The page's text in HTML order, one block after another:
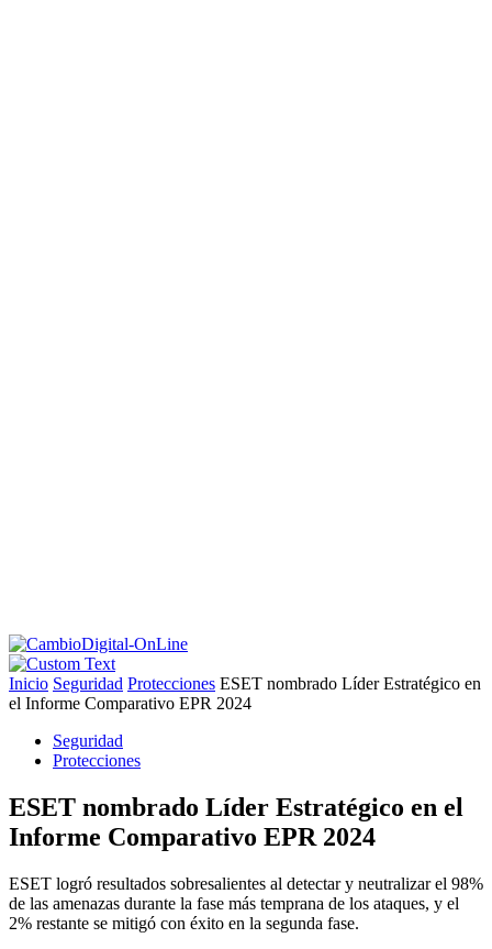
Inicio Seguridad Protecciones ESET nombrado Líder Estratégico en
el Informe Comparativo EPR 2024
Seguridad
Protecciones
ESET nombrado Líder Estratégico en el
Informe Comparativo EPR 2024
ESET logró resultados sobresalientes al detectar y neutralizar el 98%
de las amenazas durante la fase más temprana de los ataques, y el
2% restante se mitigó con éxito en la segunda fase.